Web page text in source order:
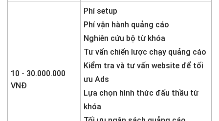
10 - 30.000.000
VNĐ
Phí setup
Phí vận hành quảng cáo
Nghiên cứu bộ từ khóa
Tư vấn chiến lược chạy quảng cáo
Kiểm tra và tư vấn website để tối
ưu Ads
Lựa chọn hình thức đấu thầu từ
khóa